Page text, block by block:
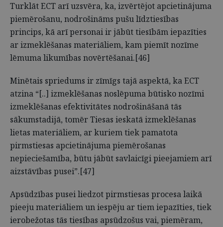
Turklāt ECT arī uzsvēra, ka, izvērtējot apcietinājuma
piemērošanu, nodrošināms pušu līdztiesības
princips, kā arī personai ir jābūt tiesībām iepazīties
ar izmeklēšanas materiāliem, kam piemīt nozīme
lēmuma likumības novērtēšanai.[46]
Minētais spriedums ir zīmīgs tajā aspektā, ka ECT
atzina “[..] izmeklēšanas noslēpuma būtisko nozīmi
izmeklēšanas efektivitātes nodrošināšanā tās
sākumstadijā, tomēr Tiesas ieskatā izmeklēšanas
lietas materiāliem, ar kuriem tiek pamatota
pirmstiesas apcietinājuma piemērošanas
nepieciešamība, būtu jābūt savlaicīgi pieejamiem arī
aizstāvības pusei”.[47]
Apsūdzības pusei liedzot pirmstiesas procesa laikā
pieeju materiāliem un iespēju ar tiem iepazīties, tiek
ierobežotas tās tiesības apsūdzošus vai, piemēram,